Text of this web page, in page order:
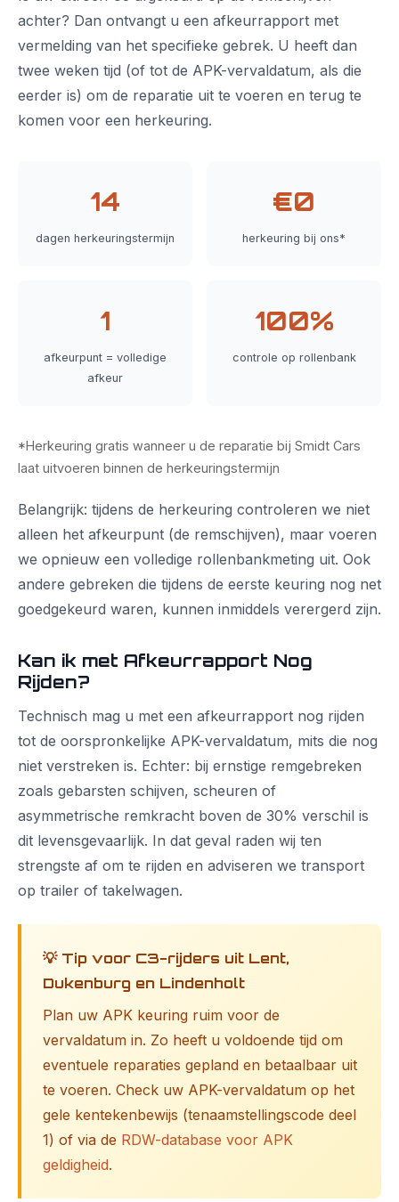
achter? Dan ontvangt u een afkeurrapport met
vermelding van het specifieke gebrek. U heeft dan
twee weken tijd (of tot de APK-vervaldatum, als die
eerder is) om de reparatie uit te voeren en terug te
komen voor een herkeuring.
14
dagen herkeuringstermijn
€0
herkeuring bij ons*
1
afkeurpunt = volledige
afkeur
100%
controle op rollenbank
*Herkeuring gratis wanneer u de reparatie bij Smidt Cars
laat uitvoeren binnen de herkeuringstermijn
Belangrijk: tijdens de herkeuring controleren we niet
alleen het afkeurpunt (de remschijven), maar voeren
we opnieuw een volledige rollenbankmeting uit. Ook
andere gebreken die tijdens de eerste keuring nog net
goedgekeurd waren, kunnen inmiddels verergerd zijn.
Kan ik met Afkeurrapport Nog
Rijden?
Technisch mag u met een afkeurrapport nog rijden
tot de oorspronkelijke APK-vervaldatum, mits die nog
niet verstreken is. Echter: bij ernstige remgebreken
zoals gebarsten schijven, scheuren of
asymmetrische remkracht boven de 30% verschil is
dit levensgevaarlijk. In dat geval raden wij ten
strengste af om te rijden en adviseren we transport
op trailer of takelwagen.
💡 Tip voor C3-rijders uit Lent,
Dukenburg en Lindenholt
Plan uw APK keuring ruim voor de
vervaldatum in. Zo heeft u voldoende tijd om
eventuele reparaties gepland en betaalbaar uit
te voeren. Check uw APK-vervaldatum op het
gele kentekenbewijs (tenaamstellingscode deel
1) of via de RDW-database voor APK
geldigheid.